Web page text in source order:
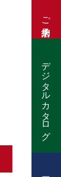
ご来店予約
デジタルカタログ